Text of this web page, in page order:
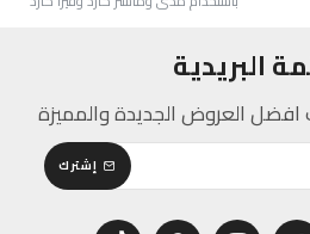
البريدية
افضل العروض الجديدة والمميزة
إشترك